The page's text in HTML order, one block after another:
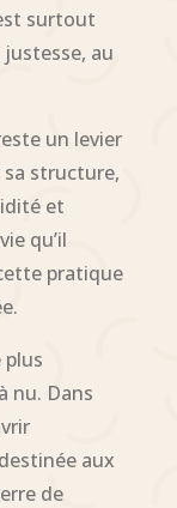
surtout
au
un levier
sa structure,
et
qu’il
pratique
plus
nu. Dans
aux
de